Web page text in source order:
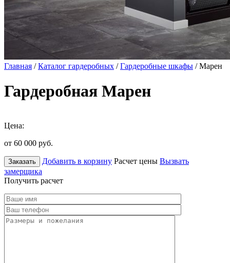
Главная /Каталог гардеробных /Гардеробные шкафы / Марен
Гардеробная Марен
Цена:
от 60 000 руб.
Заказать Добавить в корзину Расчет цены Вызвать
замерщика
Получить расчет